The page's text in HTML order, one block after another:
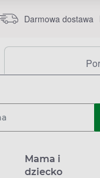
Darmowa dostawa
Mama i
dziecko